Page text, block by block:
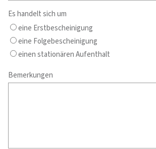
Es handelt sich um
eine Erstbescheinigung
eine Folgebescheinigung
einen stationären Aufenthalt
Bemerkungen